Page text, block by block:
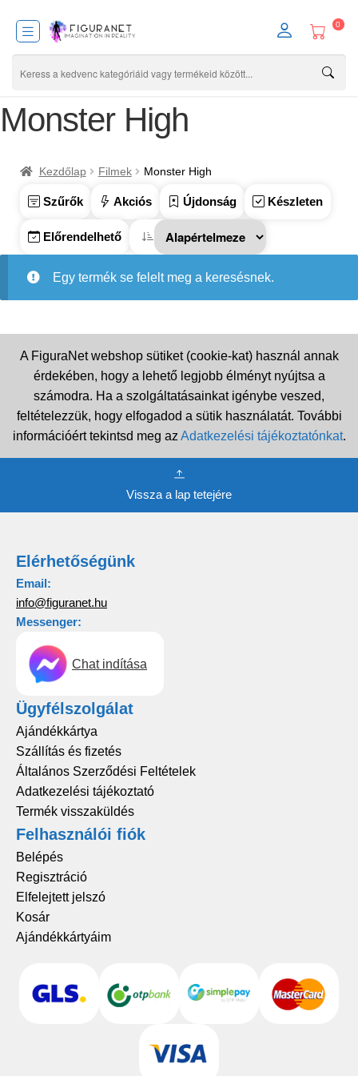
0
Monster High
Kezdőlap Filmek Monster High
Szűrők Akciós Újdonság Készleten
Előrendelhető
Egy termék se felelt meg a keresésnek.
A FiguraNet webshop sütiket (cookie-kat) használ annak
érdekében, hogy a lehető legjobb élményt nyújtsa a
számodra. Ha a szolgáltatásainkat igénybe veszed,
feltételezzük, hogy elfogadod a sütik használatát. További
információért tekintsd meg az Adatkezelési tájékoztatónkat.
Vissza a lap tetejére
Elérhetőségünk
Email:
info@figuranet.hu
Messenger:
Chat indítása
Ügyfélszolgálat
Ajándékkártya
Szállítás és fizetés
Általános Szerződési Feltételek
Adatkezelési tájékoztató
Termék visszaküldés
Felhasználói fiók
Belépés
Regisztráció
Elfelejtett jelszó
Kosár
Ajándékkártyáim